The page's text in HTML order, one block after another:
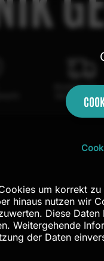
Kostenloser
Versand in
um korrekt
hinaus nutzen wir
Diese
Weitergehende
der Daten